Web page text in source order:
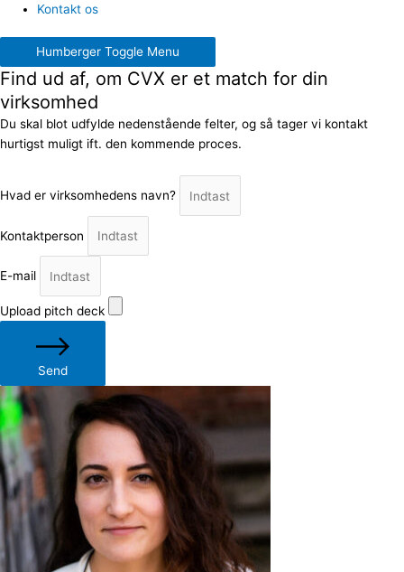
Kontakt os
Humberger Toggle Menu
Find ud af, om CVX er et match for din
virksomhed
Du skal blot udfylde nedenstående felter, og så tager vi kontakt
hurtigst muligt ift. den kommende proces.
Hvad er virksomhedens navn?
Kontaktperson
E-mail
Upload pitch deck
Send